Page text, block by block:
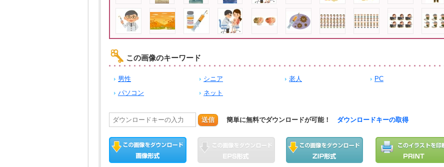
この画像のキーワード
男性 シニア 老人
PC
パソコン
ネット
送信 簡単に無料でダウンロードが可能！ ダウンロードキーの取得